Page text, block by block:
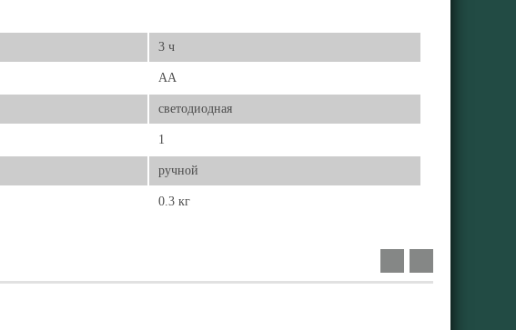
3 ч
AA
светодиодная
1
ручной
0.3 кг